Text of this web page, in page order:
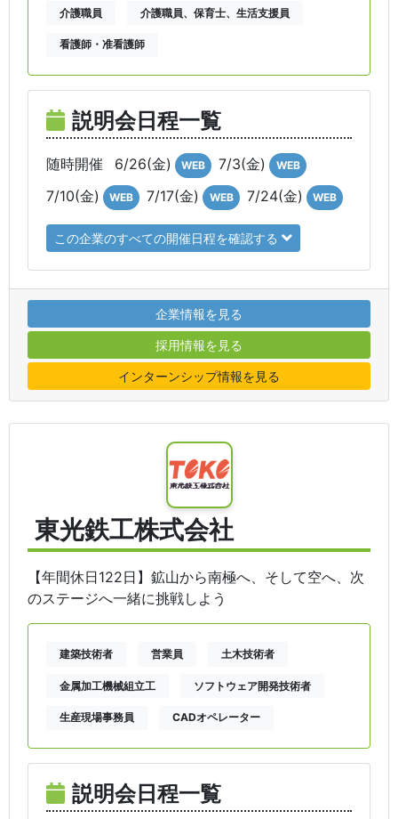
介護職員 介護職員、保育士、生活支援員
看護師・准看護師
説明会日程一覧
随時開催 6/26(金) WEB 7/3(金) WEB
7/10(金) WEB 7/17(金) WEB 7/24(金) WEB
この企業のすべての開催日程を確認する
企業情報を見る
採用情報を見る
インターンシップ情報を見る
東光鉄工株式会社
【年間休日122日】鉱山から南極へ、そして空へ、次
のステージへ一緒に挑戦しよう
建築技術者 営業員 土木技術者
金属加工機械組立工 ソフトウェア開発技術者
生産現場事務員 CADオペレーター
説明会日程一覧